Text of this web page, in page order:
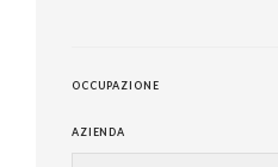
OCCUPAZIONE
AZIENDA